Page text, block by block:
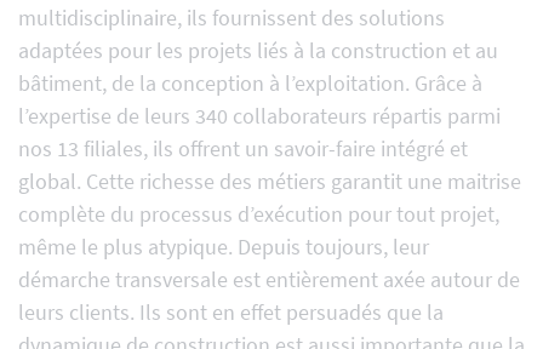
multidisciplinaire, ils fournissent des solutions
adaptées pour les projets liés à la construction et au
bâtiment, de la conception à l’exploitation. Grâce à
l’expertise de leurs 340 collaborateurs répartis parmi
nos 13 filiales, ils offrent un savoir-faire intégré et
global. Cette richesse des métiers garantit une maitrise
complète du processus d’exécution pour tout projet,
même le plus atypique. Depuis toujours, leur
démarche transversale est entièrement axée autour de
leurs clients. Ils sont en effet persuadés que la